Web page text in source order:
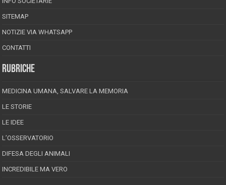
SITEMAP
NOTIZIE VIA WHATSAPP
CONTATTI
RUBRICHE
MEDICINA UMANA, SALVARE LA MEMORIA
LE STORIE
LE IDEE
L’OSSERVATORIO
DIFESA DEGLI ANIMALI
INCREDIBILE MA VERO